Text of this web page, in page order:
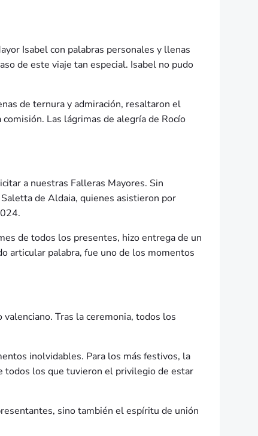
Isabel con palabras personales y llenas
de este viaje tan especial. Isabel no pudo
de ternura y admiración, resaltaron el
Las lágrimas de alegría de Rocío
a nuestras Falleras Mayores. Sin
de Aldaia, quienes asistieron por
de todos los presentes, hizo entrega de un
articular palabra, fue uno de los momentos
Tras la ceremonia, todos los
inolvidables. Para los más festivos, la
todos los que tuvieron el privilegio de estar
sino también el espíritu de unión